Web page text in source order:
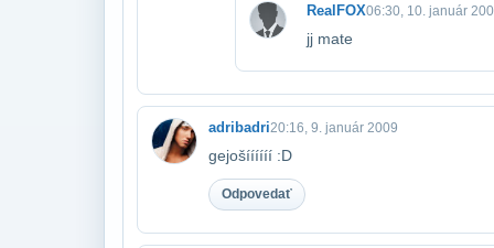
RealFOX06:30, 10. január
jj mate
adribadri20:16, 9. január 2009
gejošíííííí :D
Odpovedať